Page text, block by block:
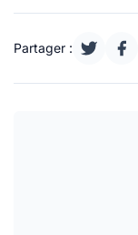
Partager :